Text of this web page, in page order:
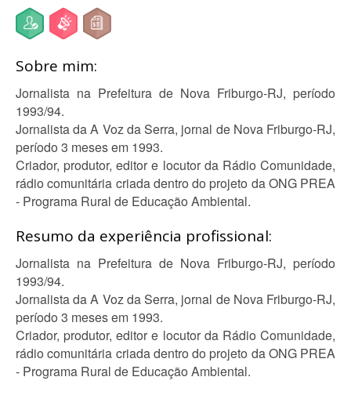
Sobre mim:
Jornalista na Prefeitura de Nova Friburgo-RJ, período
1993/94.
Jornalista da A Voz da Serra, jornal de Nova Friburgo-RJ,
período 3 meses em 1993.
Criador, produtor, editor e locutor da Rádio Comunidade,
rádio comunitária criada dentro do projeto da ONG PREA
- Programa Rural de Educação Ambiental.
Resumo da experiência profissional:
Jornalista na Prefeitura de Nova Friburgo-RJ, período
1993/94.
Jornalista da A Voz da Serra, jornal de Nova Friburgo-RJ,
período 3 meses em 1993.
Criador, produtor, editor e locutor da Rádio Comunidade,
rádio comunitária criada dentro do projeto da ONG PREA
- Programa Rural de Educação Ambiental.